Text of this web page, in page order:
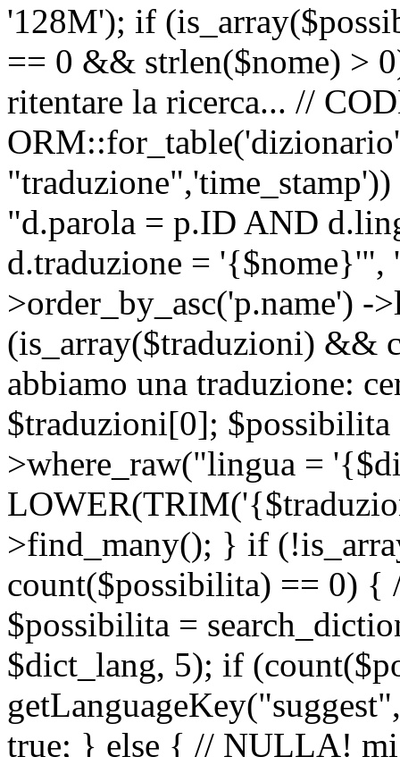
'128M'); if
== 0 && strlen($nome) >
ritentare la ricerca... //
"d.parola = p.ID AND
d.traduzione = '{$nome}'",
>order_by_asc('p.name')
(is_array($traduzioni) &&
abbiamo una traduzione:
$traduzioni[0];
>where_raw("lingua =
>find_many(); } if
count($possibilita) == 0) {
$possibilita =
$dict_lang, 5); if
true; } else { // NULLA! mi